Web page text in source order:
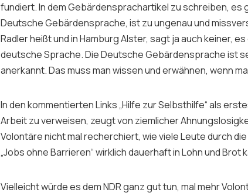
fundiert. In dem Gebärdensprachartikel zu schreiben, es
Deutsche Gebärdensprache, ist zu ungenau und
Radler heißt und in Hamburg Alster, sagt ja auch keiner,
deutsche Sprache. Die Deutsche Gebärdensprache ist
anerkannt. Das muss man wissen und erwähnen, wenn
In den kommentierten Links „Hilfe zur Selbsthilfe“ als
Arbeit zu verweisen, zeugt von ziemlicher
Volontäre nicht mal recherchiert, wie viele Leute durch
„Jobs ohne Barrieren“ wirklich dauerhaft in Lohn und Brot
Vielleicht würde es dem NDR ganz gut tun, mal mehr